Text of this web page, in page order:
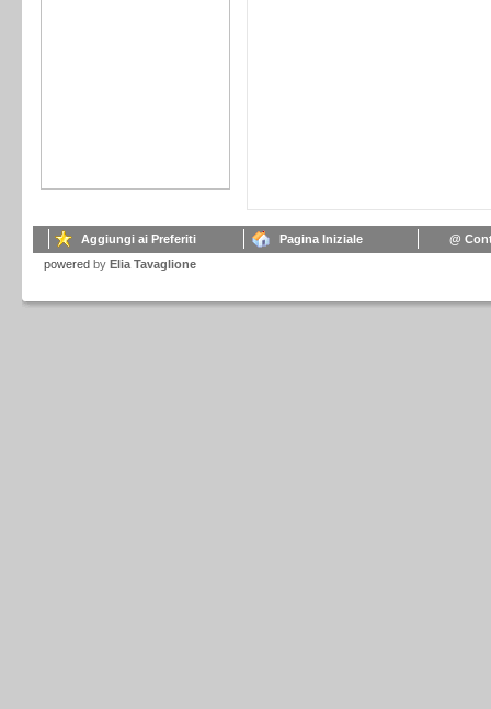
Aggiungi ai Preferiti Pagina Iniziale
@
powered by Elia Tavaglione